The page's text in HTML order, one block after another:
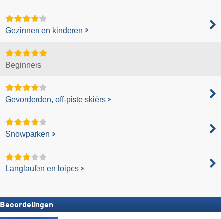
Gezinnen en kinderen
Beginners
Gevorderden, off-piste skiërs
Snowparken
Langlaufen en loipes
Beoordelingen